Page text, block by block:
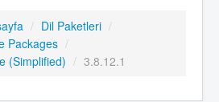
/ Dil Paketleri /
Packages /
(Simplified) / 3.8.12.1